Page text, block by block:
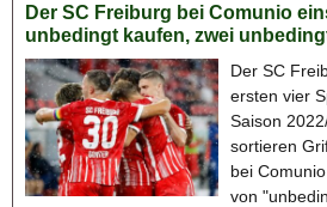
Der SC Freiburg bei Comunio
unbedingt kaufen, zwei
Der SC
ersten vier
Saison
sortieren
bei
von